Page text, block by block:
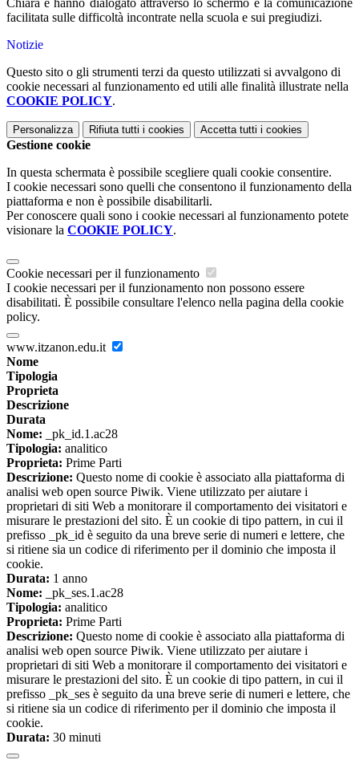
Chiara e hanno dialogato attraverso lo schermo e la comunicazione
facilitata sulle difficoltà incontrate nella scuola e sui pregiudizi.
Notizie
Questo sito o gli strumenti terzi da questo utilizzati si avvalgono di
cookie necessari al funzionamento ed utili alle finalità illustrate nella
COOKIE POLICY.
Personalizza Rifiuta tutti i cookies Accetta tutti i cookies
Gestione cookie
In questa schermata è possibile scegliere quali cookie consentire.
I cookie necessari sono quelli che consentono il funzionamento della
piattaforma e non è possibile disabilitarli.
Per conoscere quali sono i cookie necessari al funzionamento potete
visionare la COOKIE POLICY.
Cookie necessari per il funzionamento
I cookie necessari per il funzionamento non possono essere
disabilitati. È possibile consultare l'elenco nella pagina della cookie
policy.
www.itzanon.edu.it
Nome
Tipologia
Proprieta
Descrizione
Durata
Nome: _pk_id.1.ac28
Tipologia: analitico
Proprieta: Prime Parti
Descrizione: Questo nome di cookie è associato alla piattaforma di
analisi web open source Piwik. Viene utilizzato per aiutare i
proprietari di siti Web a monitorare il comportamento dei visitatori e
misurare le prestazioni del sito. È un cookie di tipo pattern, in cui il
prefisso _pk_id è seguito da una breve serie di numeri e lettere, che
si ritiene sia un codice di riferimento per il dominio che imposta il
cookie.
Durata: 1 anno
Nome: _pk_ses.1.ac28
Tipologia: analitico
Proprieta: Prime Parti
Descrizione: Questo nome di cookie è associato alla piattaforma di
analisi web open source Piwik. Viene utilizzato per aiutare i
proprietari di siti Web a monitorare il comportamento dei visitatori e
misurare le prestazioni del sito. È un cookie di tipo pattern, in cui il
prefisso _pk_ses è seguito da una breve serie di numeri e lettere, che
si ritiene sia un codice di riferimento per il dominio che imposta il
cookie.
Durata: 30 minuti